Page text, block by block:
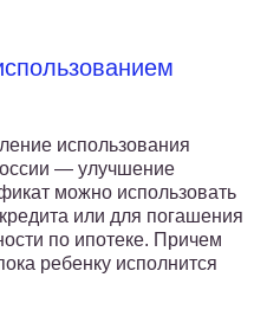
использования
— улучшение
можно использовать
или для погашения
по ипотеке. Причем
ребенку исполнится